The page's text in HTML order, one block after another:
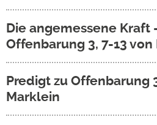
Die angemessene Kraft
Offenbarung 3, 7-13
Predigt zu Offenbarung
Marklein